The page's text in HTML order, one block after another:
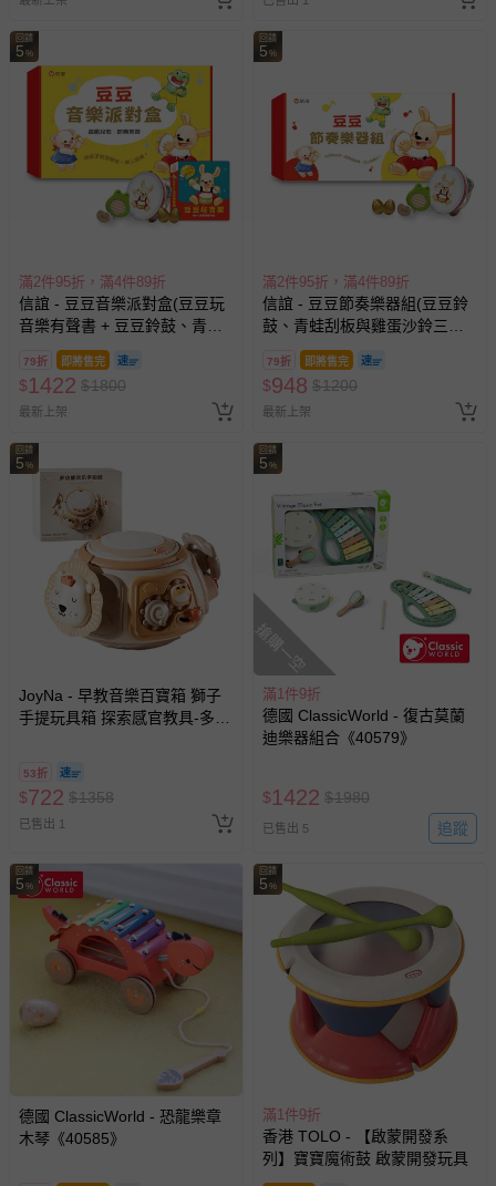
‧本機需使用2顆4號(AAA)電池
‧非同類電池或新舊電池不可混合使用。
‧電池須按正負極指示放入，兩極不可以短路。
‧長時間不使用本機請取出電池。
‧已耗盡的電池須由玩具中取出。
‧產品配件請勿放入口中，以免吞食危險。
‧產品請勿靠近火源，以免發生危險。
‧本機如出現破損、變形、請勿再使用。
退換貨須知
並非試用期，您所退回的商品必須是未經使用的全新狀態，
包含完整包裝、配件、說明文件及贈品等。
如需退換貨，請於收到商品7天（含例假日內提出），如為
瑕疵退換貨所產生的運費，將由媽咪愛負責處理，若非瑕疵
退貨，您可至『查詢訂單』>『已出貨』中查詢該筆訂單，
並點選『我要退貨』即可進行申請。若有相關退貨問題，請
至媽咪愛
LINE@客服ID: @mamilove我們將依序為您處理
與服務，謝謝。
針對滿件折/滿額贈…等活動，如因部份退貨，而該訂單保
留商品未達活動門檻，將以原價計算，活動贈品亦需一併退
部分商品依據消費者保護法的規定，不適用七天鑑賞期/猶
易於腐敗、保存期限較短或解約時即將逾期（例如生鮮
商品、食品等）。
客製化商品（例如客製生日書、姓名貼等）。
報紙、期刊或雜誌（惟書籍如經拆封、使用，則酌收整
新費用）。
經消費者拆封之影音商品或電腦軟體（例如 DVD、CD
等）。
非以有形媒介提供之數位內容或一經提供即為完成之線
上服務，經消費者事先同意始提供（例如線上課程、遊
戲或活動點數等）。
已拆封之以下類型商品：
-個人衛生用品（例如尿布、貼身衣物、泳裝、襪子、地
墊、寢具類等）。
-新生兒親膚衣物（嬰幼兒包巾與背巾、包屁衣、學習
回饋
5 %
滿2件95折，滿4件89折
信誼 - 豆豆音樂派對盒(豆豆玩
音樂有聲書 + 豆豆鈴鼓、青蛙
刮板與雞蛋沙鈴三款節奏樂器)
79折 即將售完
$1422 $1800
最新上架
回饋
5 %
滿2件95折，滿4件89折
信誼 - 豆豆節奏樂器組(豆豆鈴
鼓、青蛙刮板與雞蛋沙鈴三款
節奏樂器)
79折 即將售完
$948 $1200
最新上架
回饋
5 %
JoyNa - 早教音樂百寶箱 獅子
手提玩具箱 探索感官教具-多功
53折
$722 $1358
已售出 1
回饋
5 %
搶購一空
滿1件9折
德國 ClassicWorld - 復古莫蘭
迪樂器組合《40579》
$1422 $1980
已售出 5 追蹤
回饋
5 %
德國 ClassicWorld - 恐龍樂章
木琴《40585》
回饋
5 %
滿1件9折
香港 TOLO - 【啟蒙開發系
列】寶寶魔術鼓 啟蒙開發玩具